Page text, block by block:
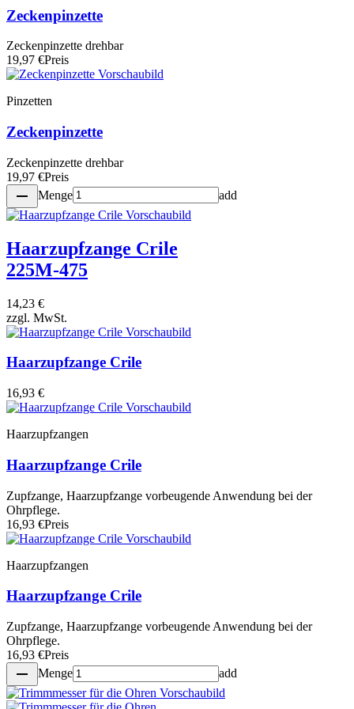
Zeckenpinzette
Zeckenpinzette drehbar
19,97 €Preis
Pinzetten
Zeckenpinzette
Zeckenpinzette drehbar
19,97 €Preis
remove Menge add
Haarzupfzange Crile
225M-475
14,23 €
zzgl. MwSt.
Haarzupfzange Crile
16,93 €
Haarzupfzangen
Haarzupfzange Crile
Zupfzange, Haarzupfzange vorbeugende Anwendung bei der
Ohrpflege.
16,93 €Preis
Haarzupfzangen
Haarzupfzange Crile
Zupfzange, Haarzupfzange vorbeugende Anwendung bei der
Ohrpflege.
16,93 €Preis
remove Menge add